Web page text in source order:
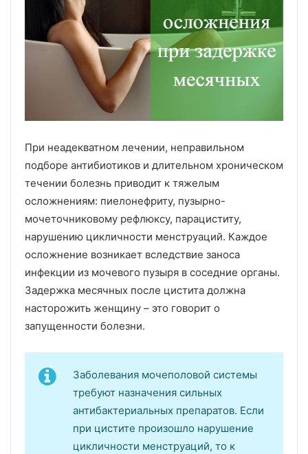
При неадекватном лечении, неправильном
подборе антибиотиков и длительном хроническом
течении болезнь приводит к тяжелым
осложнениям: пиелонефриту, пузырно-
мочеточниковому рефлюксу, парациститу,
нарушению цикличности менструаций. Каждое
осложнение возникает вследствие заноса
инфекции из мочевого пузыря в соседние органы.
Задержка месячных после цистита должна
насторожить женщину – это говорит о
запущенности болезни.
Заболевания мочеполовой системы
требуют назначения сильных
антибактериальных препаратов. Если
при цистите произошло нарушение
цикличности менструаций, то к